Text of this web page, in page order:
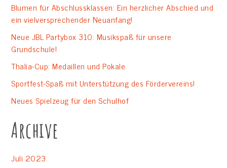
Blumen für Abschlussklassen: Ein herzlicher Abschied und
ein vielversprechender Neuanfang!
Neue JBL Partybox 310: Musikspaß für unsere
Grundschule!
Thalia-Cup: Medaillen und Pokale
Sportfest-Spaß mit Unterstützung des Fördervereins!
Neues Spielzeug für den Schulhof
Archive
Juli 2023